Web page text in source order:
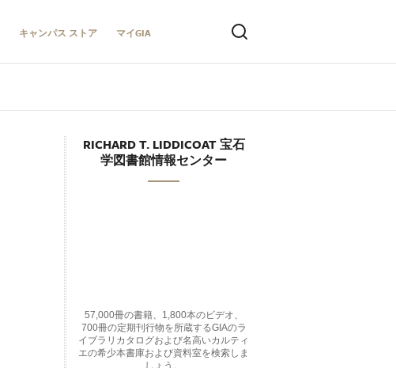
キャンパス ストア マイGIA
RICHARD T. LIDDICOAT 宝石
学図書館情報センター
57,000冊の書籍、1,800本のビデオ、
700冊の定期刊行物を所蔵するGIAのラ
イブラリカタログおよび名高いカルティ
エの希少本書庫および資料室を検索しま
しょう。